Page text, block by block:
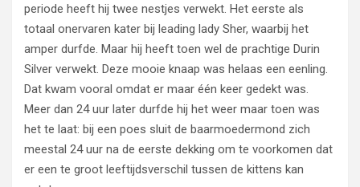
periode heeft hij twee nestjes verwekt. Het eerste als
totaal onervaren kater bij leading lady Sher, waarbij het
amper durfde. Maar hij heeft toen wel de prachtige Durin
Silver verwekt. Deze mooie knaap was helaas een eenling.
Dat kwam vooral omdat er maar één keer gedekt was.
Meer dan 24 uur later durfde hij het weer maar toen was
het te laat: bij een poes sluit de baarmoedermond zich
meestal 24 uur na de eerste dekking om te voorkomen dat
er een te groot leeftijdsverschil tussen de kittens kan